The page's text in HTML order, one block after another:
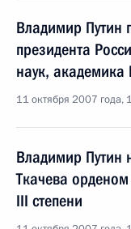
Владимир Путин
президента
наук,
11 октября 2007 года,
Владимир Путин
Ткачева орденом
III степени